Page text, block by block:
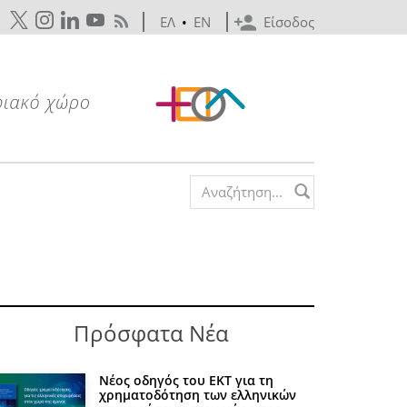
Είσοδος
ΕΛ • EN
Search form
Πρόσφατα Νέα
Νέος οδηγός του ΕΚΤ για τη
χρηματοδότηση των ελληνικών